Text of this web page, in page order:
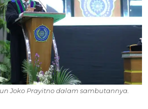
Joko Prayitno dalam sambutannya.